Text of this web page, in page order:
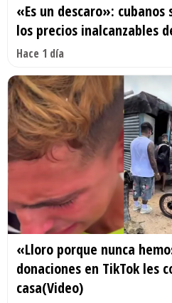
«Es un descaro»:
los precios inalcanzables
Hace 1 día
«Lloro porque nunca
donaciones en TikTok les
casa(Video)